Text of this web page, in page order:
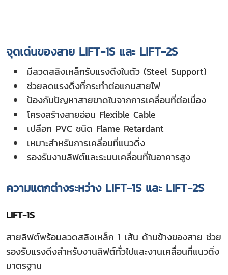
จุดเด่นของสาย LIFT-1S และ LIFT-2S
มีลวดสลิงเหล็กรับแรงดึงในตัว (Steel Support)
ช่วยลดแรงดึงที่กระทำต่อแกนสายไฟ
ป้องกันปัญหาสายขาดในจากการเคลื่อนที่ต่อเนื่อง
โครงสร้างสายอ่อน Flexible Cable
เปลือก PVC ชนิด Flame Retardant
เหมาะสำหรับการเคลื่อนที่แนวดิ่ง
รองรับงานลิฟต์และระบบเคลื่อนที่ในอาคารสูง
ความแตกต่างระหว่าง LIFT-1S และ LIFT-2S
LIFT-1S
สายลิฟต์พร้อมลวดสลิงเหล็ก 1 เส้น ด้านข้างของสาย ช่วย
รองรับแรงดึงสำหรับงานลิฟต์ทั่วไปและงานเคลื่อนที่แนวดิ่ง
มาตรฐาน